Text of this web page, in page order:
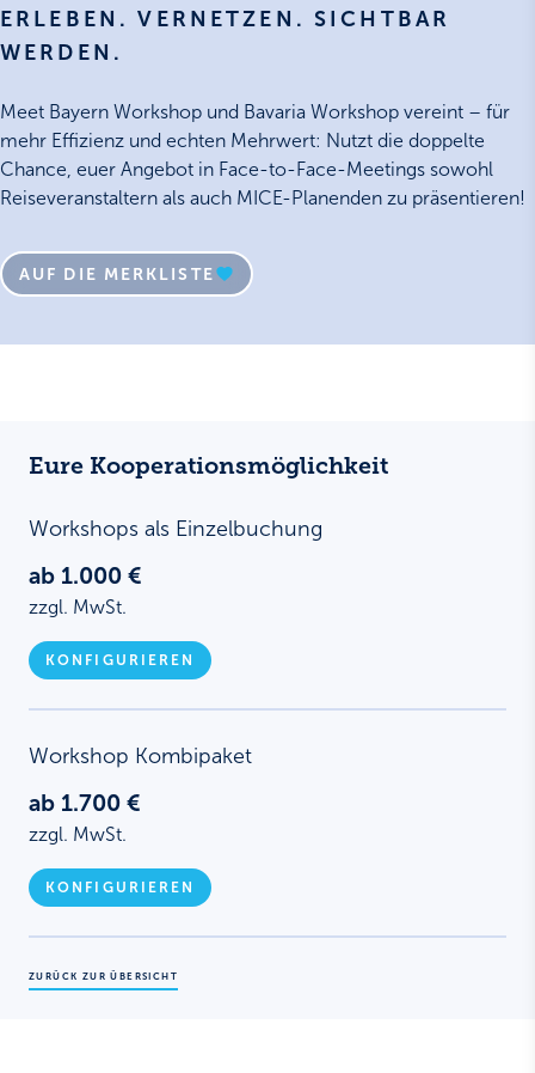
ERLEBEN. VERNETZEN. SICHTBAR
WERDEN.
Meet Bayern Workshop und Bavaria Workshop vereint – für
mehr Effizienz und echten Mehrwert: Nutzt die doppelte
Chance, euer Angebot in Face-to-Face-Meetings sowohl
Reiseveranstaltern als auch MICE-Planenden zu präsentieren!
AUF DIE MERKLISTE
Eure Kooperations­möglichkeit
Workshops als Einzelbuchung
ab 1.000 €
zzgl. MwSt.
KONFIGURIEREN
Workshop Kombipaket
ab 1.700 €
zzgl. MwSt.
KONFIGURIEREN
ZURÜCK ZUR ÜBERSICHT